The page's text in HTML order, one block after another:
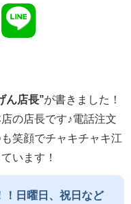
ん店長”が書きました！
の店長です♪電話注文
笑顔でチャキチャキ江
います！
！日曜日、祝日など